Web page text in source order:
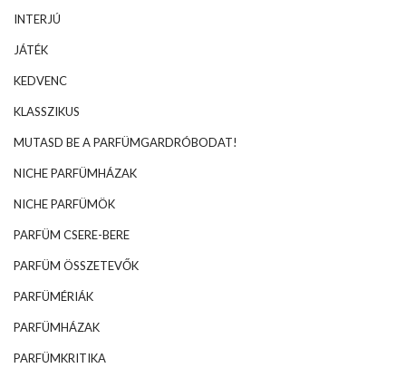
INTERJÚ
JÁTÉK
KEDVENC
KLASSZIKUS
MUTASD BE A PARFÜMGARDRÓBODAT!
NICHE PARFÜMHÁZAK
NICHE PARFÜMÖK
PARFÜM CSERE-BERE
PARFÜM ÖSSZETEVŐK
PARFÜMÉRIÁK
PARFÜMHÁZAK
PARFÜMKRITIKA